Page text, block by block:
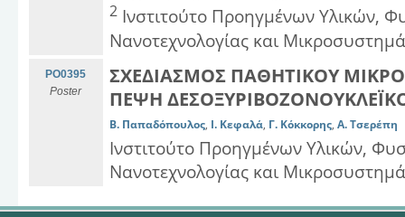
2 Ινστιτούτο Προηγμένων Υλικών,
Νανοτεχνολογίας και
PO0395
Poster
ΣΧΕΔΙΑΣΜΟΣ ΠΑΘΗΤΙΚΟΥ
ΠΕΨΗ
Β. Παπαδόπουλος, Ι. Κεφαλά, Γ. Κόκκορης, Α. Τσερέπη
Ινστιτούτο Προηγμένων Υλικών,
Νανοτεχνολογίας και